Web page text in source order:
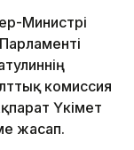
Министрі
комиссия
Үкімет
жасап.